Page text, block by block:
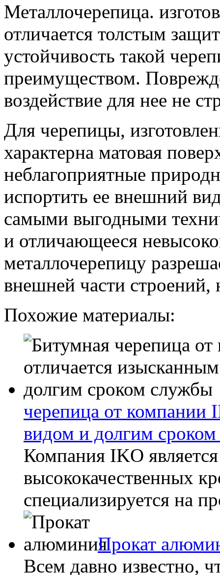
Металлочерепица.
отличается толстым
устойчивость такой
преимуществом.
воздействие для нее не
Для черепицы,
характерна матовая
неблагоприятные
испортить ее внешний
самыми выгодными
и отличающееся
металлочерепицу
внешней части строений,
Похожие материалы:
черепица от компании
видом и долгим
Компания IKO
высококачественных
специализируется на
Прокат
Всем давно известно,